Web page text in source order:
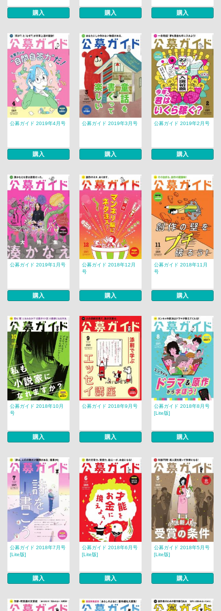
購入 購入 購入
公募ガイド 2019年4月号
購入
公募ガイド 2019年3月号
購入
公募ガイド 2019年2月号
購入
公募ガイド 2019年1月号
購入
公募ガイド 2018年12月
号
購入
公募ガイド 2018年11月
号
購入
公募ガイド 2018年10月
号
購入
公募ガイド 2018年9月号
購入
公募ガイド 2018年8月号
[Lite版]
購入
公募ガイド 2018年7月号
[Lite版]
購入
公募ガイド 2018年6月号
[Lite版]
購入
公募ガイド 2018年5月号
[Lite版]
購入